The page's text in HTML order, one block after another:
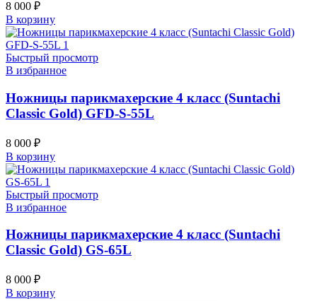
8 000 ₽
В корзину
Быстрый просмотр
В избранное
Ножницы парикмахерские 4 класс (Suntachi
Classic Gold) GFD-S-55L
8 000 ₽
В корзину
Быстрый просмотр
В избранное
Ножницы парикмахерские 4 класс (Suntachi
Classic Gold) GS-65L
8 000 ₽
В корзину